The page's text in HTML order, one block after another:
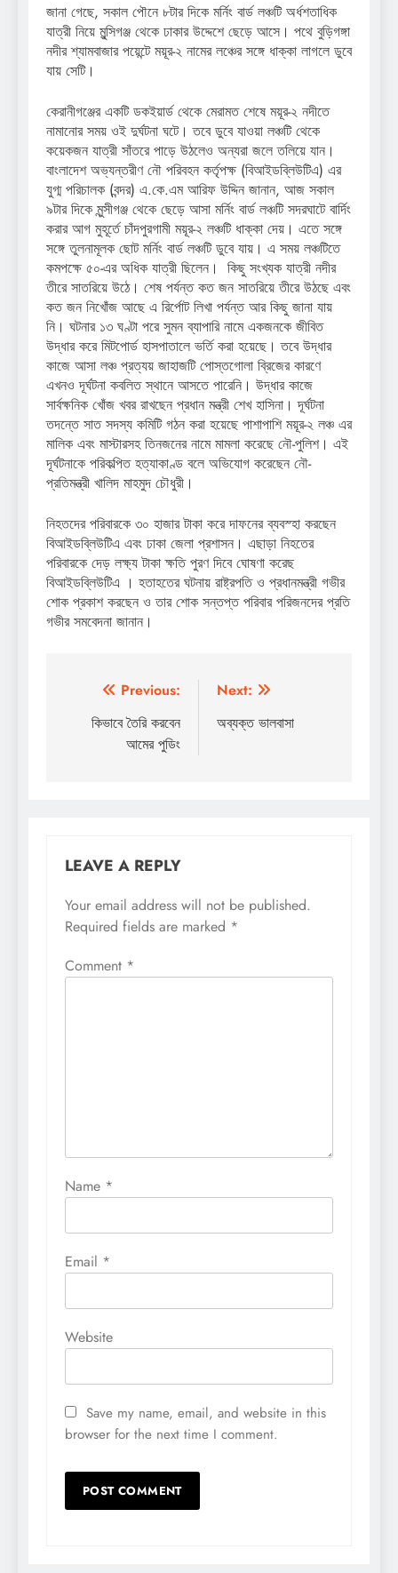
জানা গেছে, সকাল পৌনে ৮টার দিকে মর্নিং বার্ড লঞ্চটি অর্ধশতাধিক
যাত্রী নিয়ে মুন্সিগঞ্জ থেকে ঢাকার উদ্দেশে ছেড়ে আসে। পথে বুড়িগঙ্গা
নদীর শ্যামবাজার পয়েন্টে ময়ূর-২ নামের লঞ্চের সঙ্গে ধাক্কা লাগলে ডুবে
যায় সেটি।
কেরানীগঞ্জের একটি ডকইয়ার্ড থেকে মেরামত শেষে ময়ূর-২ নদীতে
নামানোর সময় ওই দুর্ঘটনা ঘটে। তবে ডুবে যাওয়া লঞ্চটি থেকে
কয়েকজন যাত্রী সাঁতরে পাড়ে উঠলেও অন্যরা জলে তলিয়ে যান।
বাংলাদেশ অভ্যন্তরীণ নৌ পরিবহন কর্তৃপক্ষ (বিআইড‌ব্লিউ‌টিএ) এর
যুগ্ম প‌রিচালক (বন্দর) এ.কে.এম আরিফ উদ্দিন জানান, আজ সকাল
৯টার দিকে মুন্সীগঞ্জ থেকে ছেড়ে আসা মর্নিং বার্ড লঞ্চটি সদরঘাটে বা‌র্দিং
করার আগ মুহূর্তে চাঁদপুরগামী ময়ূর-২ লঞ্চটি ধাক্কা দেয়। এতে সঙ্গে
সঙ্গে তুলনামূলক ছোট মর্নিং বার্ড লঞ্চটি ডুবে যায়। এ সময় লঞ্চটিতে
কমপক্ষে ৫০-এর অধিক যাত্রী ছিলেন। কিছু সংখ্যক যাত্রী নদীর
তীরে সাতরিয়ে উঠে। শেষ পর্যন্ত কত জন সাতরিয়ে তীরে উঠছে এবং
কত জন নিখোঁজ আছে এ রির্পোট লিখা পর্যন্ত আর কিছু জানা যায়
নি। ঘটনার ১৩ ঘণ্টা পরে সুমন ব্যাপারি নামে একজনকে জীবিত
উদ্ধার করে মিটপোর্ড হাসপাতালে ভর্তি করা হয়েছে। তবে উদ্ধার
কাজে আসা লঞ্চ প্রত্যয় জাহাজটি পোস্তগোলা ব্রিজের কারণে
এখনও দূর্ঘটনা কবলিত স্থানে আসতে পারেনি। উদ্ধার কাজে
সার্বক্ষনিক খোঁজ খবর রাখছেন প্রধান মন্ত্রী শেখ হাসিনা। দূর্ঘটনা
তদন্তে সাত সদস্য কমিটি গঠন করা হয়েছে পাশাপাশি ময়ূর-২ লঞ্চ এর
মালিক এবং মাস্টারসহ তিনজনের নামে মামলা করেছে নৌ-পুলিশ। এই
দূর্ঘটনাকে পরিকল্পিত হত্যাকাণ্ড বলে অভিযোগ করেছেন নৌ-
প্রতিমন্ত্রী খালিদ মাহমুদ চৌধুরী।
নিহতদের পরিবারকে ৩০ হাজার টাকা করে দাফনের ব্যবস্হা করছেন
বিআইড‌ব্লিউ‌টিএ এবং ঢাকা জেলা প্রশাসন। এছাড়া নিহতের
পরিবারকে দেড় লক্ষ্য টাকা ক্ষতি পুরণ দিবে ঘোষণা করেছ
বিআইড‌ব্লিউ‌টিএ । হতাহতের ঘটনায় রাষ্ট্রপতি ও প্রধানমন্ত্রী গভীর
শোক প্রকাশ করছেন ও তার শোক সন্তপ্ত পরিবার পরিজনদের প্রতি
গভীর সমবেদনা জানান।
Post
navigation
Previous:
কিভাবে তৈরি করবেন
আমের পুডিং
Next:
অব্যক্ত ভালবাসা
LEAVE A REPLY
Your email address will not be published.
Required fields are marked *
Comment *
Name *
Email *
Website
Save my name, email, and website in this
browser for the next time I comment.